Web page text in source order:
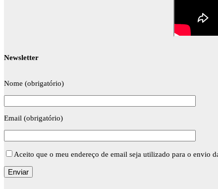
Newsletter
Nome (obrigatório)
Email (obrigatório)
Aceito que o meu endereço de email seja utilizado para o envio